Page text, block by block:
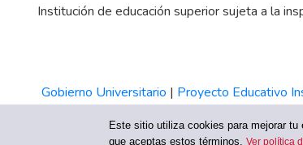
Institución de educación superior sujeta a la
Gobierno Universitario | Proyecto Educativo
Este sitio utiliza cookies para mejorar
que aceptas estos términos.Ver política